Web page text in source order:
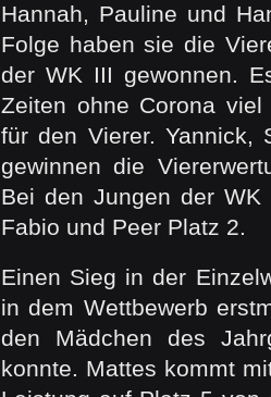
Hannah, Pauline und
Folge haben sie die
der WK III gewonnen.
Zeiten ohne Corona
für den Vierer. Yannick,
gewinnen die
Bei den Jungen der
Fabio und Peer Platz 2.
Einen Sieg in der
in dem Wettbewerb
den Mädchen des
konnte. Mattes kommt